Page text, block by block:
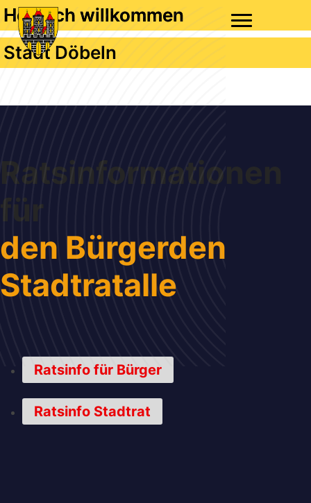
Herzlich willkommen
Stadt Döbeln
Ratsinformationen
für
den Bürgerden
Stadtratalle
Ratsinfo für Bürger
Ratsinfo Stadtrat